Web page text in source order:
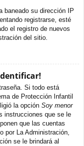
baneado su dirección IP
registrarse, esté
el registro de nuevos
del sitio.
Si todo está
de Protección Infantil
la opción Soy menor
instrucciones que se le
que las cuentas
por La Administración,
se le brindará al